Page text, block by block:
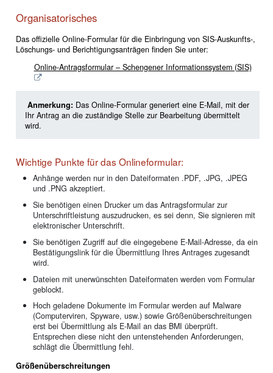
Organisatorisches
Das offizielle Online-Formular für die Einbringung von SIS-Auskunfts-,
Löschungs- und Berichtigungsanträgen finden Sie unter:
Online-Antragsformular – Schengener Informationssystem (SIS)
Anmerkung: Das Online-Formular generiert eine E-Mail, mit der
Ihr Antrag an die zuständige Stelle zur Bearbeitung übermittelt
wird.
Wichtige Punkte für das Onlineformular:
Anhänge werden nur in den Dateiformaten .PDF, .JPG, .JPEG
und .PNG akzeptiert.
Sie benötigen einen Drucker um das Antragsformular zur
Unterschriftleistung auszudrucken, es sei denn, Sie signieren mit
elektronischer Unterschrift.
Sie benötigen Zugriff auf die eingegebene E-Mail-Adresse, da ein
Bestätigungslink für die Übermittlung Ihres Antrages zugesandt
wird.
Dateien mit unerwünschten Dateiformaten werden vom Formular
geblockt.
Hoch geladene Dokumente im Formular werden auf Malware
(Computerviren, Spyware, usw.) sowie Größenüberschreitungen
erst bei Übermittlung als E-Mail an das BMI überprüft.
Entsprechen diese nicht den untenstehenden Anforderungen,
schlägt die Übermittlung fehl.
Größenüberschreitungen